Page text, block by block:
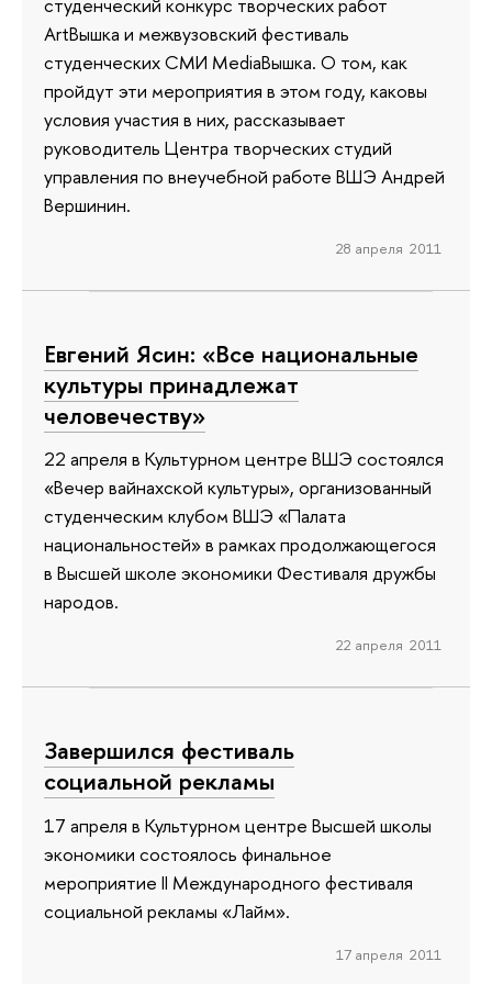
ArtВышка и межвузовский фестиваль
студенческих СМИ MediaВышка. О том, как
пройдут эти мероприятия в этом году, каковы
условия участия в них, рассказывает
руководитель Центра творческих студий
управления по внеучебной работе ВШЭ Андрей
Вершинин.
28 апреля 2011
Евгений Ясин: «Все национальные
культуры принадлежат
человечеству»
22 апреля в Культурном центре ВШЭ состоялся
«Вечер вайнахской культуры», организованный
студенческим клубом ВШЭ «Палата
национальностей» в рамках продолжающегося
в Высшей школе экономики Фестиваля дружбы
народов.
22 апреля 2011
Завершился фестиваль
социальной рекламы
17 апреля в Культурном центре Высшей школы
экономики состоялось финальное
мероприятие II Международного фестиваля
социальной рекламы «Лайм».
17 апреля 2011